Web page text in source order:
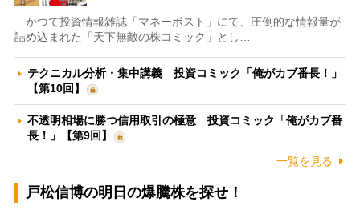
かつて投資情報雑誌「マネーポスト」にて、圧倒的な情報量が
詰め込まれた「天下無敵の株コミック」とし…
テクニカル分析・集中講義 投資コミック「俺がカブ番長！」
【第10回】
不透明相場に勝つ信用取引の極意 投資コミック「俺がカブ番
長！」【第9回】
一覧を見る
戸松信博の明日の爆騰株を探せ！